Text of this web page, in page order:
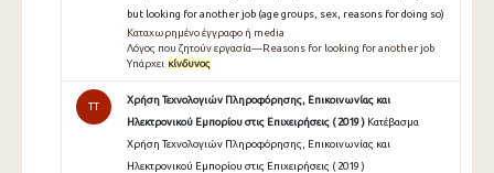
but looking for another job (age groups, sex, reasons for doing so)
Καταχωρημένο έγγραφο ή media
Λόγος που ζητούν εργασία—Reasons for looking for another job
Υπάρχει κίνδυνος
TT
Χρήση Τεχνολογιών Πληροφόρησης, Επικοινωνίας και
Ηλεκτρονικού Εμπορίου στις Επιχειρήσεις ( 2019 ) Κατέβασμα
Χρήση Τεχνολογιών Πληροφόρησης, Επικοινωνίας και
Ηλεκτρονικού Εμπορίου στις Επιχειρήσεις ( 2019 )